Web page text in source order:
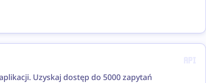
Uzyskaj dostęp do 5000 zapytań